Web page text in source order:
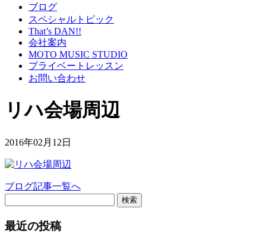
ブログ
スペシャルトピック
That’s DAN!!
会社案内
MOTO MUSIC STUDIO
プライベートレッスン
お問い合わせ
リハ会場周辺
2016年02月12日
ブログ記事一覧へ
検索
最近の投稿